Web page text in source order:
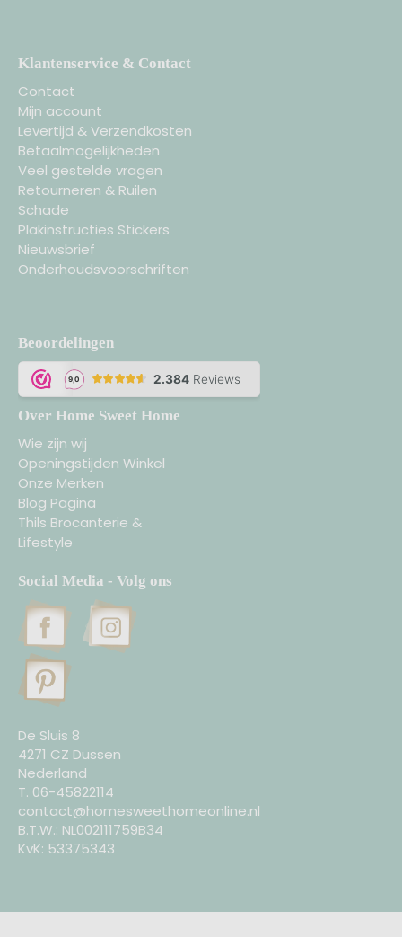
Klantenservice & Contact
Contact
Mijn account
Levertijd & Verzendkosten
Betaalmogelijkheden
Veel gestelde vragen
Retourneren & Ruilen
Schade
Plakinstructies Stickers
Nieuwsbrief
Onderhoudsvoorschriften
Beoordelingen
Over Home Sweet Home
Wie zijn wij
Openingstijden Winkel
Onze Merken
Blog Pagina
Thils Brocanterie &
Lifestyle
Social Media - Volg ons
De Sluis 8
4271 CZ Dussen
Nederland
T. 06-45822114
contact@homesweethomeonline.nl
B.T.W.: NL002111759B34
KvK: 53375343